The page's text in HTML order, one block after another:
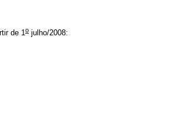
de 1o julho/2008: